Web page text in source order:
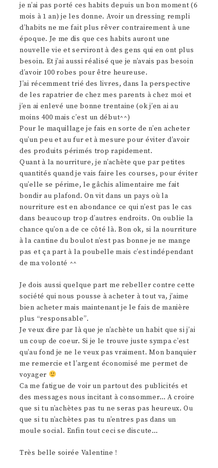
je n’ai pas porté ces habits depuis un bon moment (6
mois à 1 an) je les donne. Avoir un dressing rempli
d’habits ne me fait plus rêver contrairement à une
époque. Je me dis que ces habits auront une
nouvelle vie et serviront à des gens qui en ont plus
besoin. Et j’ai aussi réalisé que je n’avais pas besoin
d’avoir 100 robes pour être heureuse.
J’ai récemment trié des livres, dans la perspective
de les rapatrier de chez mes parents à chez moi et
j’en ai enlevé une bonne trentaine (ok j’en ai au
moins 400 mais c’est un début^^)
Pour le maquillage je fais en sorte de n’en acheter
qu’un peu et au fur et à mesure pour éviter d’avoir
des produits périmés trop rapidement.
Quant à la nourriture, je n’achète que par petites
quantités quand je vais faire les courses, pour éviter
qu’elle se périme, le gâchis alimentaire me fait
bondir au plafond. On vit dans un pays où la
nourriture est en abondance ce qui n’est pas le cas
dans beaucoup trop d’autres endroits. On oublie la
chance qu’on a de ce côté là. Bon ok, si la nourriture
à la cantine du boulot n’est pas bonne je ne mange
pas et ça part à la poubelle mais c’est indépendant
de ma volonté ^^
Je dois aussi quelque part me rebeller contre cette
société qui nous pousse à acheter à tout va, j’aime
bien acheter mais maintenant je le fais de manière
plus “responsable”.
Je veux dire par là que je n’achète un habit que si j’ai
un coup de coeur. Si je le trouve juste sympa c’est
qu’au fond je ne le veux pas vraiment. Mon banquier
me remercie et l’argent économisé me permet de
voyager
Ca me fatigue de voir un partout des publicités et
des messages nous incitant à consommer… A croire
que si tu n’achètes pas tu ne seras pas heureux. Ou
que si tu n’achètes pas tu n’entres pas dans un
moule social. Enfin tout ceci se discute…
Très belle soirée Valentine !